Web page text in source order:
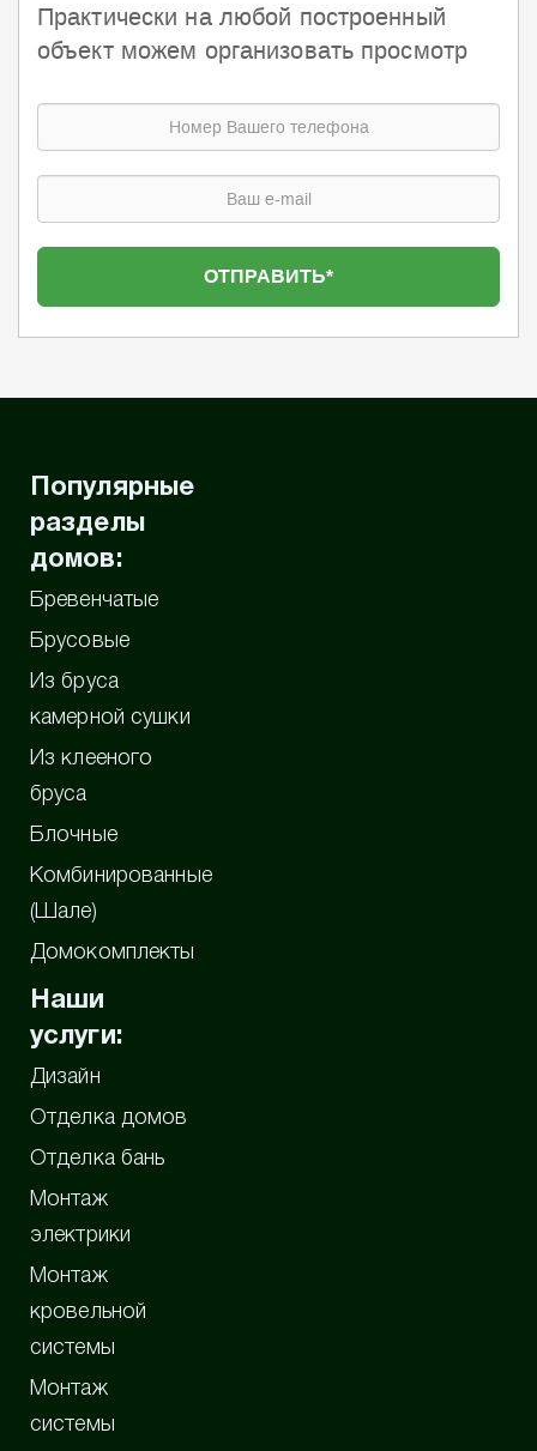
Практически на любой построенный
объект можем организовать просмотр
Популярные
разделы
домов:
Бревенчатые
Брусовые
Из бруса
камерной сушки
Из клееного
бруса
Блочные
Комбинированные
(Шале)
Домокомплекты
Наши
услуги:
Дизайн
Отделка домов
Отделка бань
Монтаж
электрики
Монтаж
кровельной
системы
Монтаж
системы